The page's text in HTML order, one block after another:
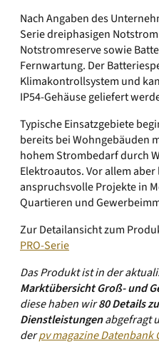
Nach Angaben des
Serie dreiphasigen
Notstromreserve sowie
Fernwartung. Der
Klimakontrollsystem und
IP54-Gehäuse geliefert
Typische Einsatzgebiete
bereits bei Wohngebäuden
hohem Strombedarf durch
Elektroautos. Vor allem
anspruchsvolle Projekte in
Quartieren und
Zur Detailansicht zum
PRO-Serie
Das Produkt ist in der
Marktübersicht Groß- und
diese haben wir80 Details
Dienstleistungenabgefragt
derpv magazine